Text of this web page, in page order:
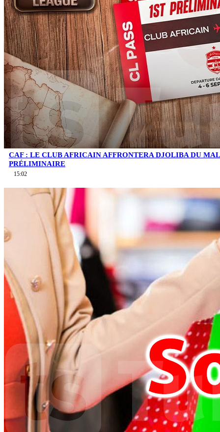
CAF : LE CLUB AFRICAIN AFFRONTERA DJOLIBA DU
PRÉLIMINAIRE
15:02